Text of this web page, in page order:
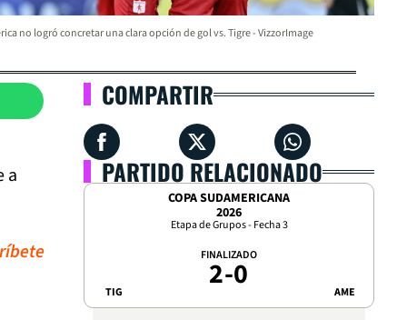
no logró concretar una clara opción de gol vs. Tigre - VizzorImage
a
COMPARTIR
PARTIDO RELACIONADO
COPA SUDAMERICANA
2026
Etapa de Grupos - Fecha 3
TIG
FINALIZADO
2-0 AME